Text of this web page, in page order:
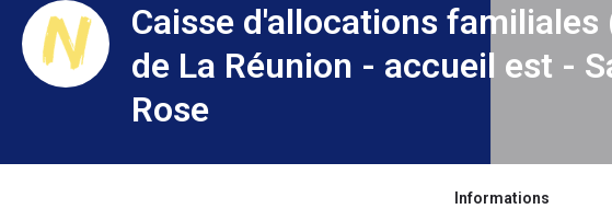
Caisse d'allocations familiales
de La Réunion - accueil est -
Rose
Informations